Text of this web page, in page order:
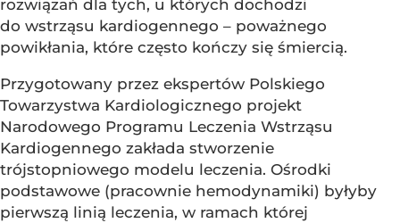
rozwiązań dla tych, u których dochodzi
do wstrząsu kardiogennego – poważnego
powikłania, które często kończy się śmiercią.
Przygotowany przez ekspertów Polskiego
Towarzystwa Kardiologicznego projekt
Narodowego Programu Leczenia Wstrząsu
Kardiogennego zakłada stworzenie
trójstopniowego modelu leczenia. Ośrodki
podstawowe (pracownie hemodynamiki) byłyby
pierwszą linią leczenia, w ramach której